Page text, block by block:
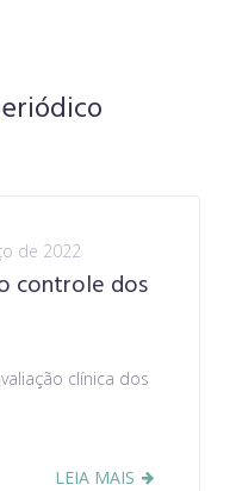
de 2022
controle dos
clínica dos
LEIA MAIS